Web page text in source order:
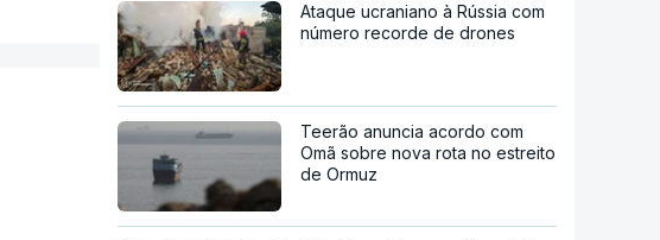
Ataque ucraniano à Rússia com
número recorde de drones
Teerão anuncia acordo com
Omã sobre nova rota no estreito
de Ormuz